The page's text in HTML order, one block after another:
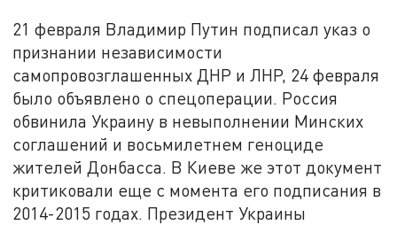
21 февраля Владимир Путин подписал указ о
признании независимости
самопровозглашенных ДНР и ЛНР, 24 февраля
было объявлено о спецоперации. Россия
обвинила Украину в невыполнении Минских
соглашений и восьмилетнем геноциде
жителей Донбасса. В Киеве же этот документ
критиковали еще с момента его подписания в
2014-2015 годах. Президент Украины